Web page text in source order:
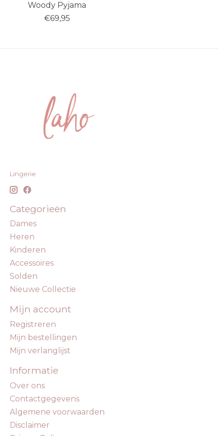
Woody Pyjama
€69,95
Lingerie
Categorieën
Dames
Heren
Kinderen
Accessoires
Solden
Nieuwe Collectie
Mijn account
Registreren
Mijn bestellingen
Mijn verlanglijst
Informatie
Over ons
Contactgegevens
Algemene voorwaarden
Disclaimer